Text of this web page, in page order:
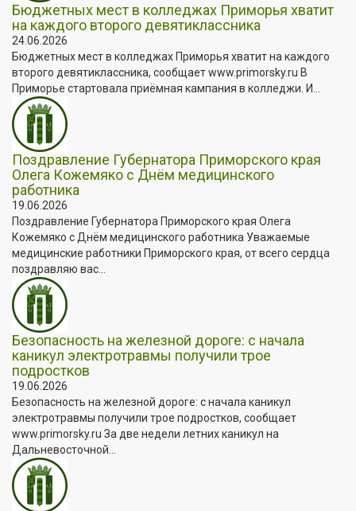
Бюджетных мест в колледжах Приморья хватит
на каждого второго девятиклассника
24.06.2026
Бюджетных мест в колледжах Приморья хватит на каждого
второго девятиклассника, сообщает www.primorsky.ru В
Приморье стартовала приёмная кампания в колледжи. И...
Поздравление Губернатора Приморского края
Олега Кожемяко с Днём медицинского
работника
19.06.2026
Поздравление Губернатора Приморского края Олега
Кожемяко с Днём медицинского работника Уважаемые
медицинские работники Приморского края, от всего сердца
поздравляю вас...
Безопасность на железной дороге: с начала
каникул электротравмы получили трое
подростков
19.06.2026
Безопасность на железной дороге: с начала каникул
электротравмы получили трое подростков, сообщает
www.primorsky.ru За две недели летних каникул на
Дальневосточной...